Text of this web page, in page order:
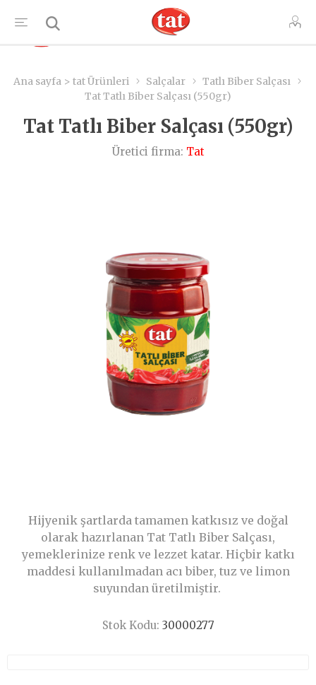
Ana sayfa > tat Ürünleri Salçalar
Tatlı Biber Salçası
Tat Tatlı Biber Salçası (550gr)
Tat Tatlı Biber Salçası (550gr)
Üretici firma: Tat
Hijyenik şartlarda tamamen katkısız ve doğal
olarak hazırlanan Tat Tatlı Biber Salçası,
yemeklerinize renk ve lezzet katar. Hiçbir katkı
maddesi kullanılmadan acı biber, tuz ve limon
suyundan üretilmiştir.
Stok Kodu: 30000277